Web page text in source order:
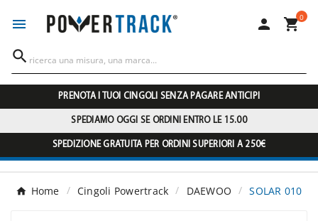
  0

PRENOTA I TUOI CINGOLI SENZA PAGARE ANTICIPI
SPEDIAMO OGGI SE ORDINI ENTRO LE 15.00
SPEDIZIONE GRATUITA PER ORDINI SUPERIORI A 250€
Home Cingoli Powertrack DAEWOO SOLAR 010